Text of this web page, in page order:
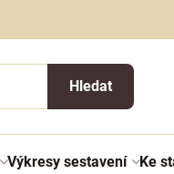
Hledat
Výkresy sestavení Ke